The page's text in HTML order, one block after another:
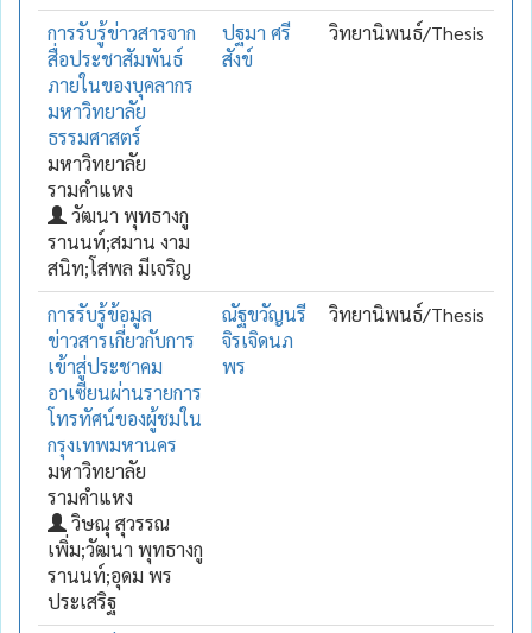
การรับรู้ข่าวสารจาก
สื่อประชาสัมพันธ์
ภายในของบุคลากร
มหาวิทยาลัย
ธรรมศาสตร์
มหาวิทยาลัย
รามคำแหง
วัฒนา พุทธางกู
รานนท์;สมาน งาม
สนิท;โสพล มีเจริญ
ปฐมา ศรี
สังข์
วิทยานิพนธ์/Thesis
การรับรู้ข้อมูล
ข่าวสารเกี่ยวกับการ
เข้าสู่ประชาคม
อาเซียนผ่านรายการ
โทรทัศน์ของผู้ชมใน
กรุงเทพมหานคร
มหาวิทยาลัย
รามคำแหง
วิษณุ สุวรรณ
เพิ่ม;วัฒนา พุทธางกู
รานนท์;อุดม พร
ประเสริฐ
ณัฐขวัญนรี
จิรเจิดนภ
พร
วิทยานิพนธ์/Thesis